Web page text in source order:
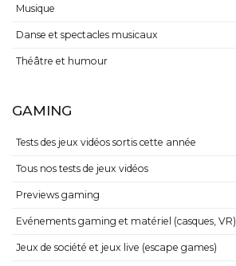
Musique
Danse et spectacles musicaux
Théâtre et humour
GAMING
Tests des jeux vidéos sortis cette année
Tous nos tests de jeux vidéos
Previews gaming
Evénements gaming et matériel (casques, VR)
Jeux de société et jeux live (escape games)